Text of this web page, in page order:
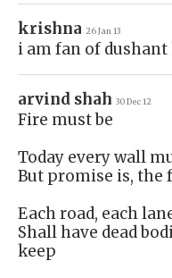
krishna 26 Jan 13
i am fan of
arvind shah 30 Dec 12
Fire must be
Today every wall
But promise is, the
Each road, each
Shall have dead
keep